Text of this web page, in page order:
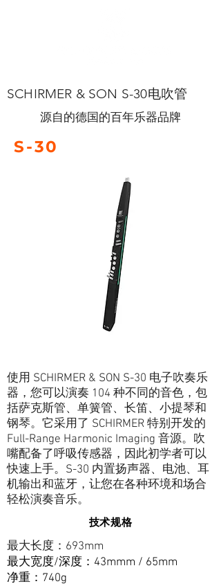
SCHIRMER & SON S-30电吹管
源自的德国的百年乐器品牌
S-30
使用 SCHIRMER & SON S-30 电子吹奏乐
器，您可以演奏 104 种不同的音色，包
括萨克斯管、单簧管、长笛、小提琴和
钢琴。它采用了 SCHIRMER 特别开发的
Full-Range Harmonic Imaging 音源。吹
嘴配备了呼吸传感器，因此初学者可以
快速上手。S-30 内置扬声器、电池、耳
机输出和蓝牙，让您在各种环境和场合
轻松演奏音乐。
技术规格
最大长度：693mm
最大宽度/深度：43mmm / 65mm
净重：740g